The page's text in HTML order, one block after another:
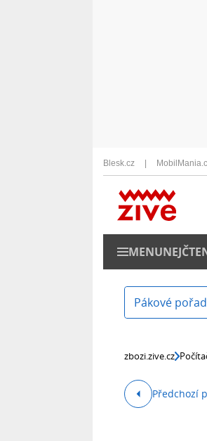
Blesk.cz
MENU
Pákové
zbozi.zive.cz
Předchozí